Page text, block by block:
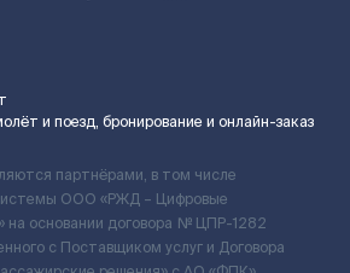
и поезд, бронирование и онлайн-заказ
партнёрами, в том числе
ООО «РЖД – Цифровые
на основании договора № ЦПР-1282
с Поставщиком услуг и Договора